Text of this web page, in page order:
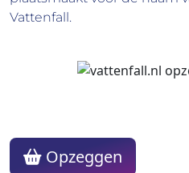
Vattenfall.
Opzeggen